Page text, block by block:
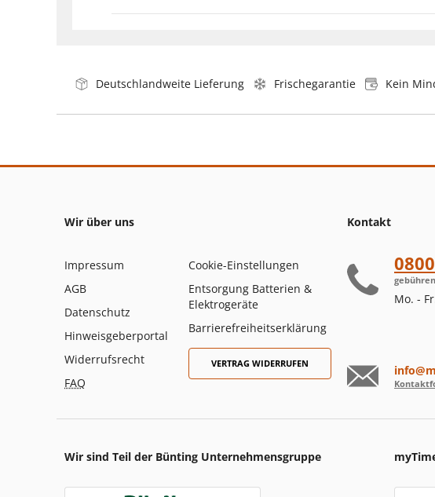
Deutschlandweite Lieferung Frischegarantie Kein
Wir über uns
Impressum
AGB
Datenschutz
Hinweisgeberportal
Widerrufsrecht
FAQ
Cookie-Einstellungen
Entsorgung Batterien &
Elektrogeräte
Barrierefreiheitserklärung
VERTRAG WIDERRUFEN
Kontakt
Mo. -
Wir sind Teil der Bünting Unternehmensgruppe